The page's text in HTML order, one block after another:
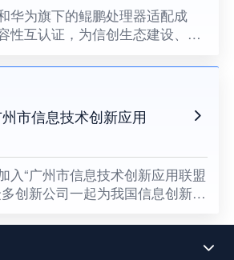
华为旗下的鲲鹏处理器适配成
性互认证，为信创生态建设、关
市信息技术创新应用
入“广州市信息技术创新应用联盟
创新公司一起为我国信息创新发
新阶段。